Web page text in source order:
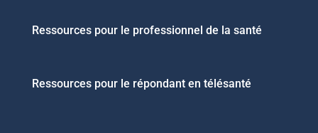
Ressources pour le professionnel de la santé
Ressources pour le répondant en télésanté